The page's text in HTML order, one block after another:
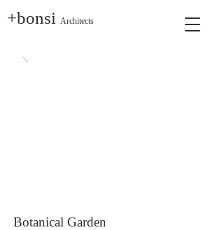
+bonsi Architects
Botanical Garden